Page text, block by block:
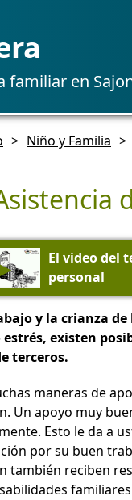
familiar en
> Niño y Familia >
El video del
personal
y la crianza
existen
terceros.
maneras de
Un apoyo muy
Esto le da a
por su buen
también reciben